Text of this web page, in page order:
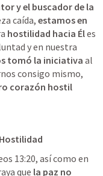
y el buscador de la
caída, estamos en
hostilidad hacia Él es
y en nuestra
tomó la iniciativa al
consigo mismo,
corazón hostil
13:20
que la paz no